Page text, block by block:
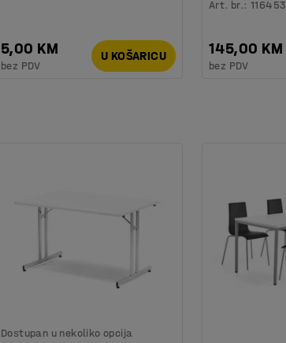
5,00 KM
bez PDV
U KOŠARICU
Art. br.:116453
145,00 KM
bez PDV
Dostupan u nekoliko opcija